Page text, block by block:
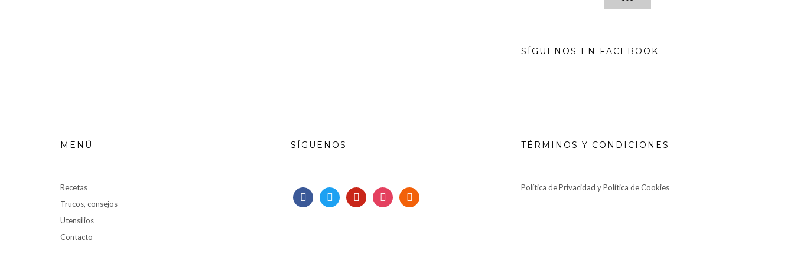
SÍGUENOS EN FACEBOOK
MENÚ
Recetas
Trucos, consejos
Utensilios
Contacto
SÍGUENOS
facebooktwitter pinterestinstagramrss
TÉRMINOS Y CONDICIONES
Política de Privacidad y Política de Cookies